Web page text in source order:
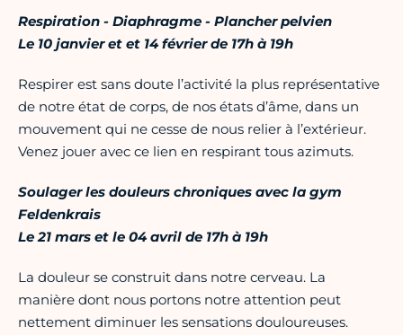
Respiration - Diaphragme - Plancher pelvien
Le 10 janvier et et 14 février de 17h à 19h
Respirer est sans doute l’activité la plus représentative
de notre état de corps, de nos états d’âme, dans un
mouvement qui ne cesse de nous relier à l’extérieur.
Venez jouer avec ce lien en respirant tous azimuts.
Soulager les douleurs chroniques avec la gym
Feldenkrais
Le 21 mars et le 04 avril de 17h à 19h
La douleur se construit dans notre cerveau. La
manière dont nous portons notre attention peut
nettement diminuer les sensations douloureuses.